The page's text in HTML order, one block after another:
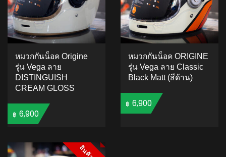
หมวกกันน็อค Origine
รุ่น Vega ลาย
DISTINGUISH
CREAM GLOSS
฿ 6,900
หมวกกันน็อค ORIGINE
รุ่น Vega ลาย Classic
Black Matt (สีด้าน)
฿ 6,900